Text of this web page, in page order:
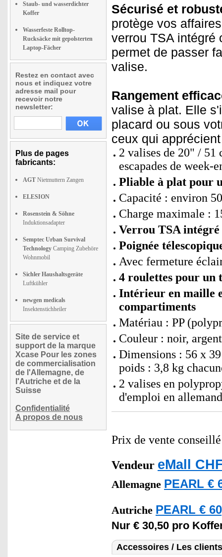
Staub- und wasserdichter
Koffer
Wasserfeste Rolltop-
Rucksäcke mit gepolsterten
Laptop-Fächer
Restez en contact avec
nous et indiquez votre
adresse mail pour
recevoir notre
newsletter:
Plus de pages
fabricants:
AGT Nietmuttern Zangen
ELESION
Rosenstein & Söhne
Induktionsadapter
Semptec Urban Survival
Technology Camping Zubehöre
Wohnmobil
Sichler Haushaltsgeräte
Luftkühler
newgen medicals
Insektenstichheiler
Site de service et
support de la marque
Xcase Pour les zones
de commercialisation
de l'Allemagne, de
l'Autriche et de la
Suisse
Confidentialité
A propos de nous
Sécurisé et
protège vos
verrou TSA intégré
permet de passer
valise.
Rangement
valise à plat. Elle
placard ou sous
ceux qui
2 valises de 20" / 51
escapades de week-
Pliable à plat pour
Capacité : environ
Charge maximale :
Verrou TSA intégré
Poignée
Avec fermeture
4 roulettes pour un
Intérieur en maille
compartiments
Matériau : PP
Couleur : noir, argent
Dimensions : 56 x
poids : 3,8 kg
2 valises en
d'emploi en allemand
Prix de vente
Vendeur eMall
Allemagne PEARL €
Autriche PEARL €
Nur € 30,50 pro
Accessoires / Les